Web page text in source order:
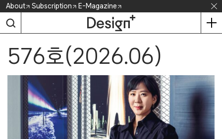
Skip
content
About Subscription E-Magazine
576호(2026.06)